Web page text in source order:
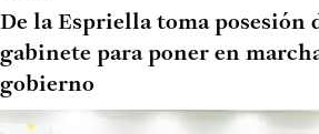
De la Espriella toma posesión
gabinete para poner en
gobierno